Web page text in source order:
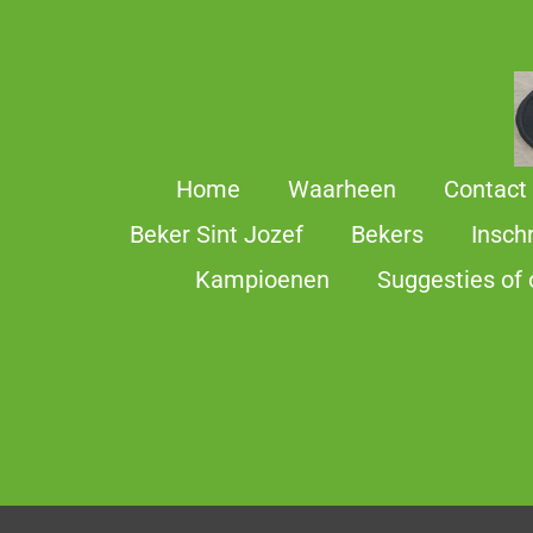
Home Waarheen Contact
Beker Sint Jozef
Bekers
Kampioenen
Suggesties of